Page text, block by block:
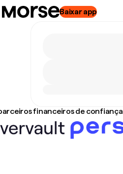
Baixar app
financeiros de confiança